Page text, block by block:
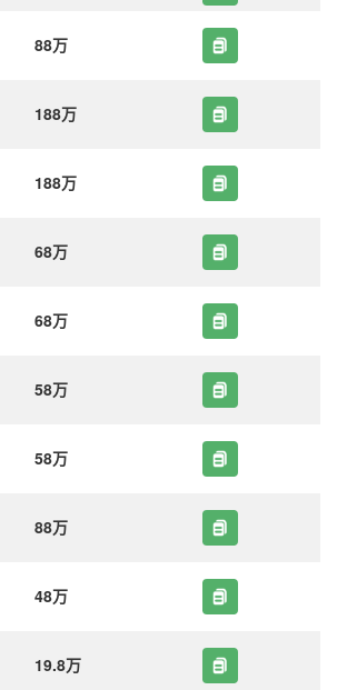
88万
188万
188万
68万
68万
58万
58万
88万
48万
19.8万